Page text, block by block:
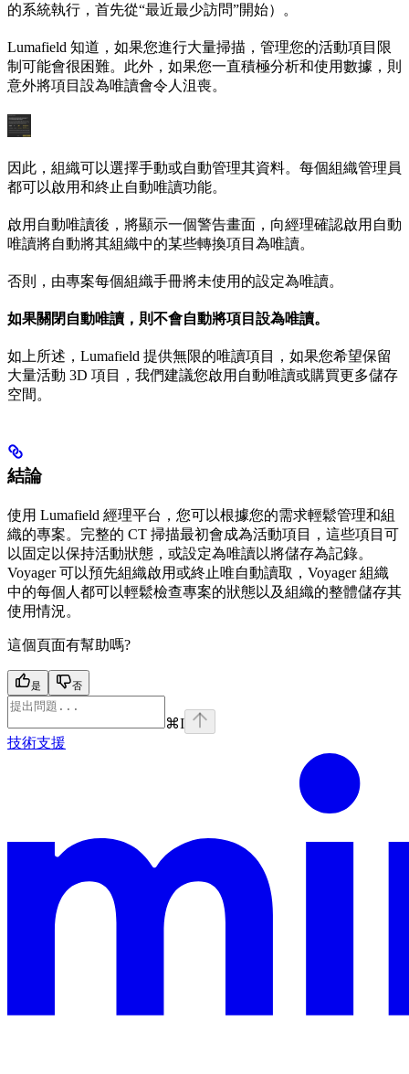
的系統執行，首先從“最近最少訪問”開始）。
Lumafield 知道，如果您進行大量掃描，管理您的活動項目限
制可能會很困難。此外，如果您一直積極分析和使用數據，則
意外將項目設為唯讀會令人沮喪。
因此，組織可以選擇手動或自動管理其資料。每個組織管理員
都可以啟用和終止自動唯讀功能。
啟用自動唯讀後，將顯示一個警告畫面，向經理確認啟用自動
唯讀將自動將其組織中的某些轉換項目為唯讀。
否則，由專案每個組織手冊將未使用的設定為唯讀。
如果關閉自動唯讀，則不會自動將項目設為唯讀。
如上所述，Lumafield 提供無限的唯讀項目，如果您希望保留
大量活動 3D 項目，我們建議您啟用自動唯讀或購買更多儲存
空間。
結論
使用 Lumafield 經理平台，您可以根據您的需求輕鬆管理和組
織的專案。完整的 CT 掃描最初會成為活動項目，這些項目可
以固定以保持活動狀態，或設定為唯讀以將儲存為記錄。
Voyager 可以預先組織啟用或終止唯自動讀取，Voyager 組織
中的每個人都可以輕鬆檢查專案的狀態以及組織的整體儲存其
使用情況。
這個頁面有幫助嗎?
是 否
⌘I
技術支援